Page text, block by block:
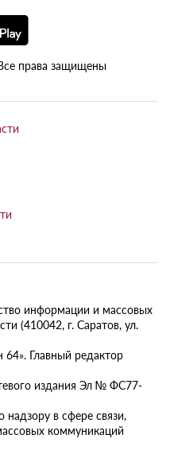
права защищены
информации и массовых
(410042, г. Саратов, ул.
Главный редактор
издания Эл № ФС77-
в сфере связи,
коммуникаций